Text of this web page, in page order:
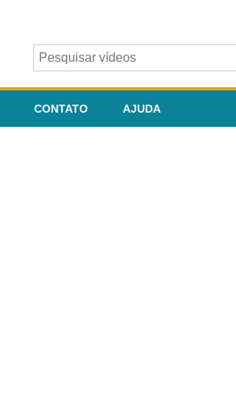
CONTATO AJUDA